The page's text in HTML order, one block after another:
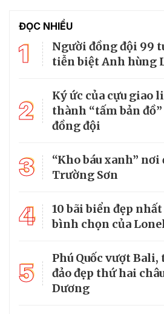
ĐỌC NHIỀU
1
Người đồng đội 99
tiễn biệt Anh hùng
2
Ký ức của cựu giao
thành “tấm bản
đồng đội
3
“Kho báu xanh” nơi
Trường Sơn
4
10 bãi biển đẹp
bình chọn của
5
Phú Quốc vượt
đảo đẹp thứ hai
Dương